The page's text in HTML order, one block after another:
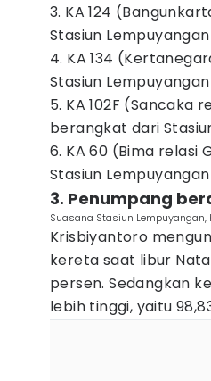
3. KA 124
Stasiun
4. KA 134
Stasiun
5. KA 102F (Sancaka
berangkat dari
6. KA 60 (Bima
Stasiun
3. Penumpang
Suasana Stasiun
Krisbiyantoro
kereta saat libur
persen. Sedangkan
lebih tinggi, yaitu